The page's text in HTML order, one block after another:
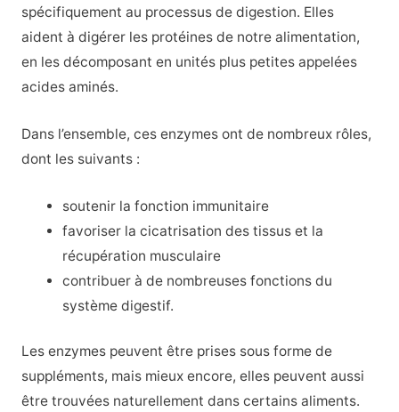
spécifiquement au processus de digestion. Elles
aident à digérer les protéines de notre alimentation,
en les décomposant en unités plus petites appelées
acides aminés.
Dans l’ensemble, ces enzymes ont de nombreux rôles,
dont les suivants :
soutenir la fonction immunitaire
favoriser la cicatrisation des tissus et la
récupération musculaire
contribuer à de nombreuses fonctions du
système digestif.
Les enzymes peuvent être prises sous forme de
suppléments, mais mieux encore, elles peuvent aussi
être trouvées naturellement dans certains aliments.